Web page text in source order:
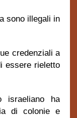
sono illegali in
credenziali a
essere rieletto
israeliano ha
di colonie e